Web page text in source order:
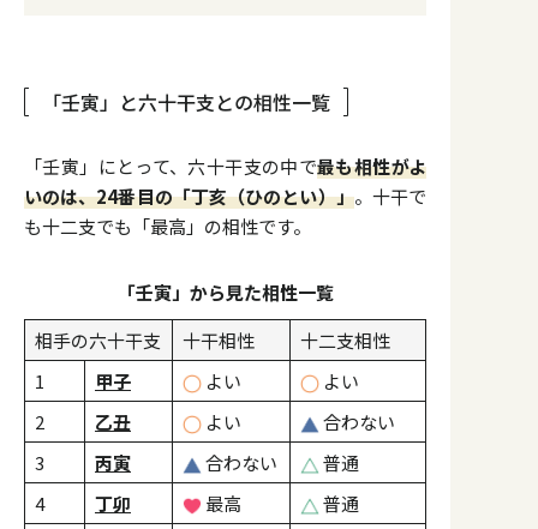
「壬寅」と六十干支との相性一覧
「壬寅」にとって、六十干支の中で最も相性がよ
いのは、24番目の「丁亥（ひのとい）」。十干で
も十二支でも「最高」の相性です。
「壬寅」から見た相性一覧
相手の六十干支
十干相性
十二支相性
1
甲子 よい
よい
2
乙丑 よい
合わない
3
丙寅 合わない
普通
4
丁卯 最高
普通